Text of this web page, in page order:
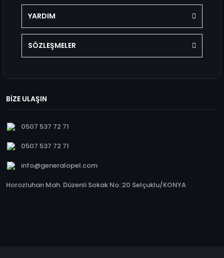
YARDIM
SÖZLEŞMELER
BİZE ULAŞIN
0507 537 72 71
0507 537 72 71
info@generalopel.com
Horozluhan Mah. Düzenli Sokak No.:20 Selçuklu/KONYA